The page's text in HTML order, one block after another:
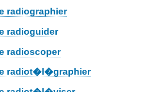
radiographier
radioguider
radioscoper
radiot�l�graphier